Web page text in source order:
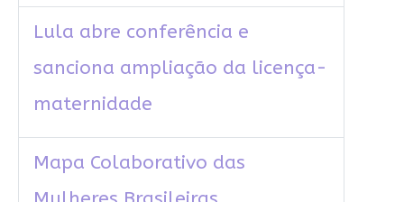
Lula abre conferência e
sanciona ampliação da licença-
maternidade
Mapa Colaborativo das